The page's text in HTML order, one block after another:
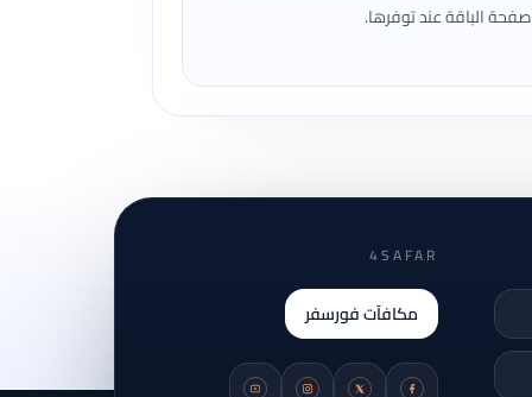
الباقة عند توفرها.
4SAFAR
مكافآت فورسفر